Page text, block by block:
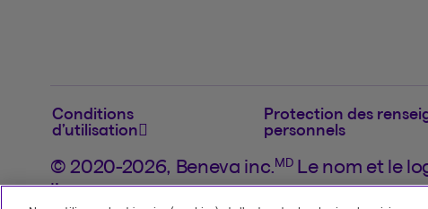
Conditions
d’utilisation
Protection des
personnels
© 2020-2026, Beneva inc.MDLe nom et le
licence.